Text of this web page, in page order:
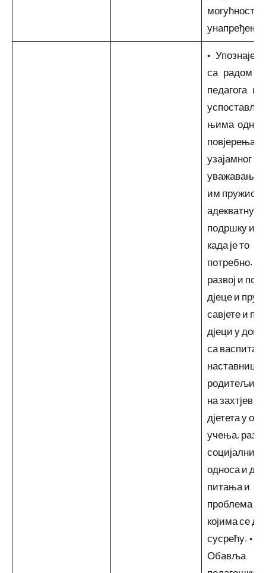
унапређење.
• Упознаје
са радом
педагога и
њима однос
повјерења и
узајамног
уважавања
им пружио
адекватну
подршку и
када је то
потребно. •
развој и
дјеце и
савјете и
дјеци у
са
на захтјев
дјетета у
учења,
социјалних
односа и
питања и
проблема са
којима се
сусрећу. •
Обавља